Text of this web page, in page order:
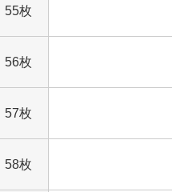
55枚
56枚
57枚
58枚